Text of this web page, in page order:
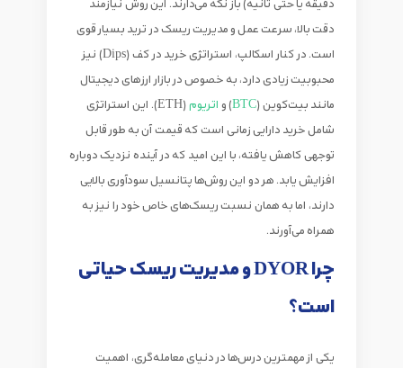
دقیقه یا حتی ثانیه) باز نگه می‌دارند. این روش نیازمند
دقت بالا، سرعت عمل ومدیریت ریسک در ترید بسیار قوی
است. در کنار اسکالپ، استراتژیخرید در کف (Dips)
نیز
محبوبیت زیادی دارد، به خصوص دربازار ارزهای دیجیتال
مانند بیت‌کوین (BTC) و اتریوم
(ETH). این استراتژی
شامل خرید دارایی زمانی است که قیمت آن به طور قابل
توجهی کاهش یافته، با این امید که در آینده نزدیک دوباره
افزایش یابد. هر دو این روش‌ها پتانسیل سودآوری بالایی
دارند، اما به همان نسبت ریسک‌های خاص خود را نیز به
همراه می‌آورند.
چرا DYOR و مدیریت ریسک حیاتی
است؟
یکی از مهمترین درس‌ها در دنیایمعامله‌گری، اهمیت